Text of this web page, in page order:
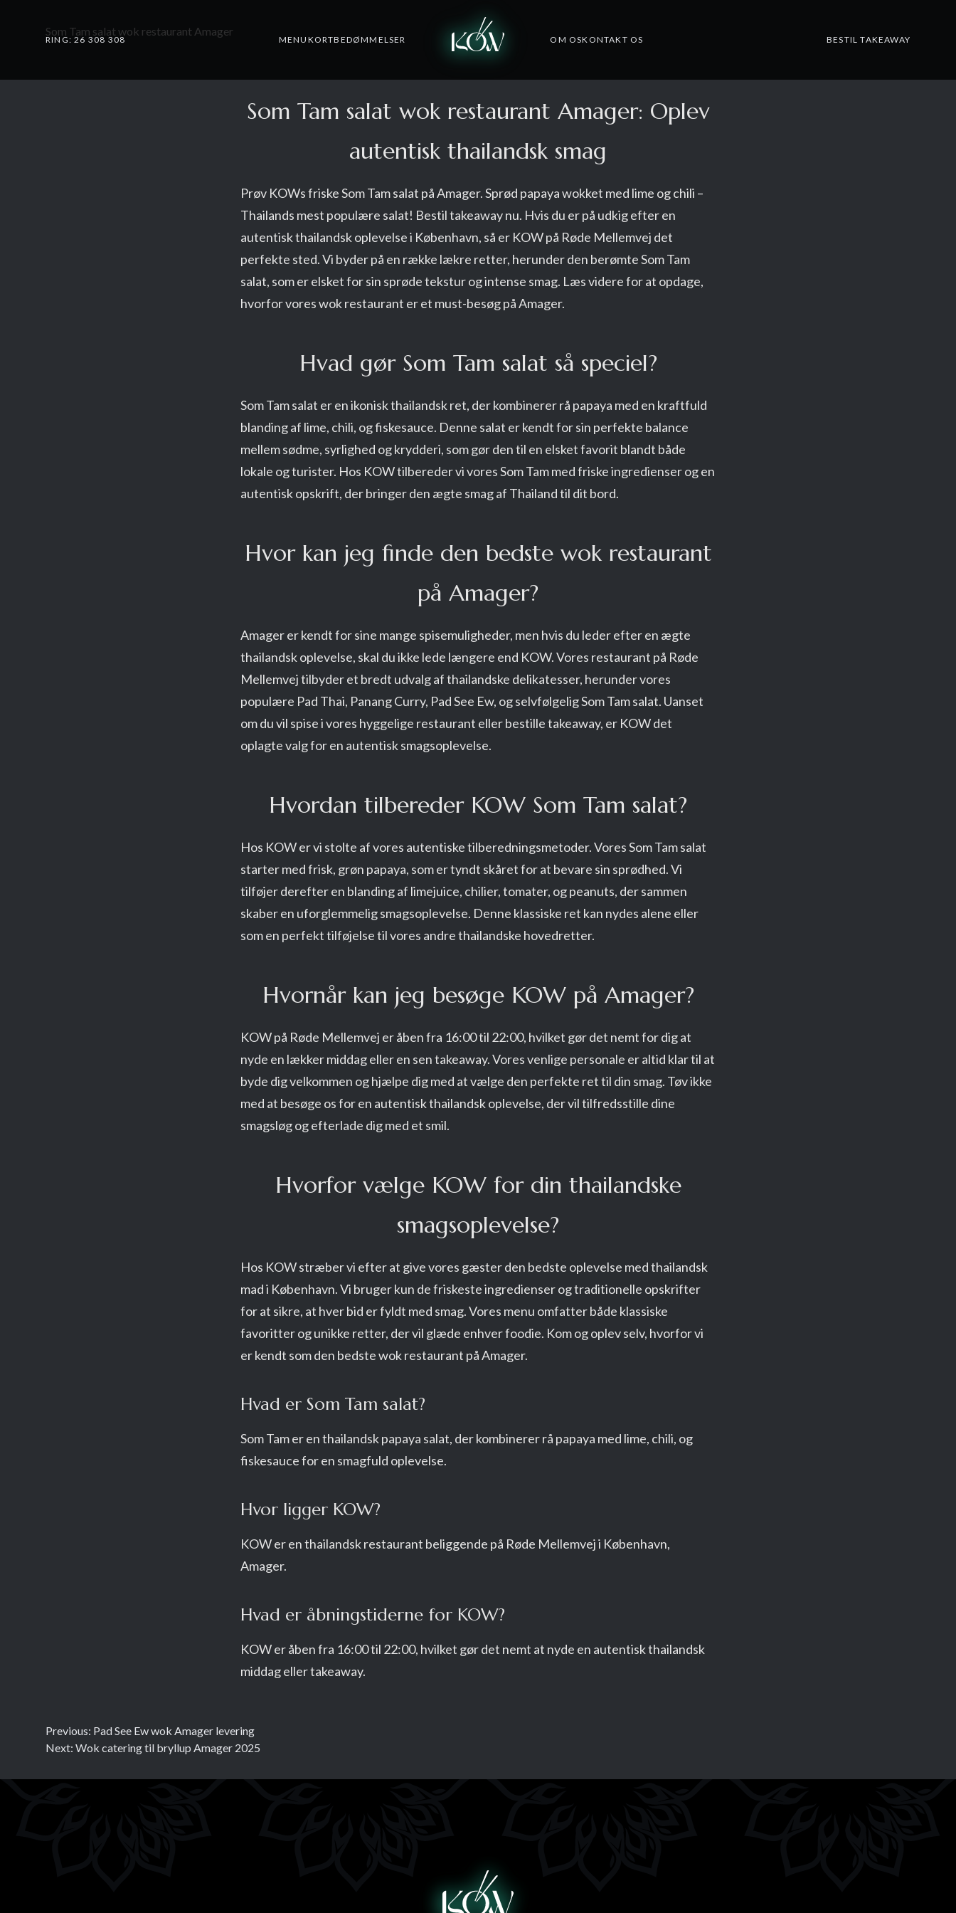
RING: 26 308 308 MENUKORTBEDØMMELSER OM OSKONTAKT OS BESTIL TAKEAWAY
Som Tam salat wok restaurant Amager
Som Tam salat wok restaurant Amager: Oplev
autentisk thailandsk smag
Prøv KOWs friske Som Tam salat på Amager. Sprød papaya wokket med lime og chili –
Thailands mest populære salat! Bestil takeaway nu. Hvis du er på udkig efter en
autentisk thailandsk oplevelse i København, så er KOW på Røde Mellemvej det
perfekte sted. Vi byder på en række lækre retter, herunder den berømte Som Tam
salat, som er elsket for sin sprøde tekstur og intense smag. Læs videre for at opdage,
hvorfor vores wok restaurant er et must-besøg på Amager.
Hvad gør Som Tam salat så speciel?
Som Tam salat er en ikonisk thailandsk ret, der kombinerer rå papaya med en kraftfuld
blanding af lime, chili, og fiskesauce. Denne salat er kendt for sin perfekte balance
mellem sødme, syrlighed og krydderi, som gør den til en elsket favorit blandt både
lokale og turister. Hos KOW tilbereder vi vores Som Tam med friske ingredienser og en
autentisk opskrift, der bringer den ægte smag af Thailand til dit bord.
Hvor kan jeg finde den bedste wok restaurant
på Amager?
Amager er kendt for sine mange spisemuligheder, men hvis du leder efter en ægte
thailandsk oplevelse, skal du ikke lede længere end KOW. Vores restaurant på Røde
Mellemvej tilbyder et bredt udvalg af thailandske delikatesser, herunder vores
populære Pad Thai, Panang Curry, Pad See Ew, og selvfølgelig Som Tam salat. Uanset
om du vil spise i vores hyggelige restaurant eller bestille takeaway, er KOW det
oplagte valg for en autentisk smagsoplevelse.
Hvordan tilbereder KOW Som Tam salat?
Hos KOW er vi stolte af vores autentiske tilberedningsmetoder. Vores Som Tam salat
starter med frisk, grøn papaya, som er tyndt skåret for at bevare sin sprødhed. Vi
tilføjer derefter en blanding af limejuice, chilier, tomater, og peanuts, der sammen
skaber en uforglemmelig smagsoplevelse. Denne klassiske ret kan nydes alene eller
som en perfekt tilføjelse til vores andre thailandske hovedretter.
Hvornår kan jeg besøge KOW på Amager?
KOW på Røde Mellemvej er åben fra 16:00 til 22:00, hvilket gør det nemt for dig at
nyde en lækker middag eller en sen takeaway. Vores venlige personale er altid klar til at
byde dig velkommen og hjælpe dig med at vælge den perfekte ret til din smag. Tøv ikke
med at besøge os for en autentisk thailandsk oplevelse, der vil tilfredsstille dine
smagsløg og efterlade dig med et smil.
Hvorfor vælge KOW for din thailandske
smagsoplevelse?
Hos KOW stræber vi efter at give vores gæster den bedste oplevelse med thailandsk
mad i København. Vi bruger kun de friskeste ingredienser og traditionelle opskrifter
for at sikre, at hver bid er fyldt med smag. Vores menu omfatter både klassiske
favoritter og unikke retter, der vil glæde enhver foodie. Kom og oplev selv, hvorfor vi
er kendt som den bedste wok restaurant på Amager.
Hvad er Som Tam salat?
Som Tam er en thailandsk papaya salat, der kombinerer rå papaya med lime, chili, og
fiskesauce for en smagfuld oplevelse.
Hvor ligger KOW?
KOW er en thailandsk restaurant beliggende på Røde Mellemvej i København,
Amager.
Hvad er åbningstiderne for KOW?
KOW er åben fra 16:00 til 22:00, hvilket gør det nemt at nyde en autentisk thailandsk
middag eller takeaway.
Previous: Pad See Ew wok Amager levering
Next: Wok catering til bryllup Amager 2025